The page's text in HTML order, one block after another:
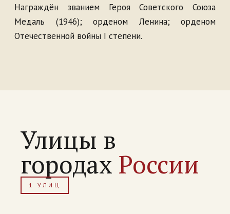
Награждён званием Героя Советского Союза
Медаль (1946); орденом Ленина; орденом
Отечественной войны I степени.
Улицы в
городах России
1 УЛИЦ